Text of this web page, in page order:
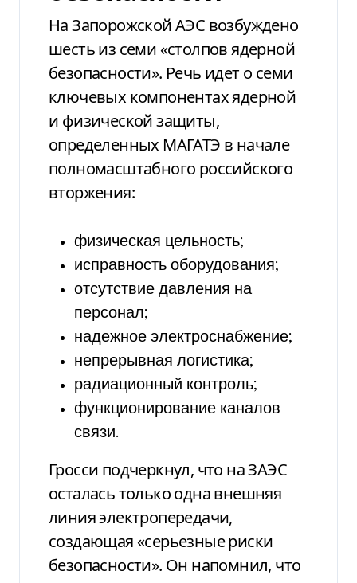
На Запорожской АЭС возбуждено
шесть из семи «столпов ядерной
безопасности». Речь идет о семи
ключевых компонентах ядерной
и физической защиты,
определенных МАГАТЭ в начале
полномасштабного российского
вторжения:
физическая цельность;
исправность оборудования;
отсутствие давления на
персонал;
надежное электроснабжение;
непрерывная логистика;
радиационный контроль;
функционирование каналов
связи.
Гросси подчеркнул, что на ЗАЭС
осталась только одна внешняя
линия электропередачи,
создающая «серьезные риски
безопасности». Он напомнил, что